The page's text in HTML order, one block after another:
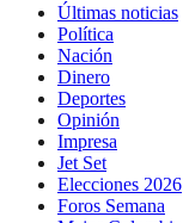
Últimas noticias
Política
Nación
Dinero
Deportes
Opinión
Impresa
Jet Set
Elecciones 2026
Foros Semana